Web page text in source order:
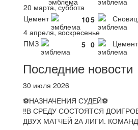
20 марта, суббота
Цемент
105
4 апреля, воскресенье
ПМЗ
5 0 Цемент
Последние новости
30 июля 2026
⚽НАЗНАЧЕНИЯ СУДЕЙ⚽
‼В СРЕДУ СОСТОЯТСЯ
ДВУХ МАТЧЕЙ 2А ЛИГИ.